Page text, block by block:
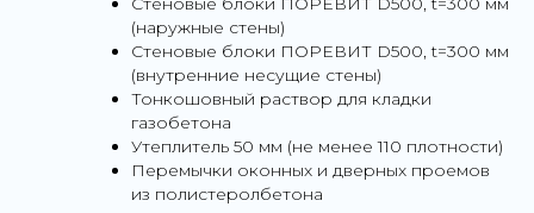
(наружные стены)
Стеновые блоки ПОРЕВИТ D500, t=300 мм
(внутренние несущие стены)
Тонкошовный раствор для кладки
газобетона
Утеплитель 50 мм (не менее 110 плотности)
Перемычки оконных и дверных проемов
из полистеролбетона